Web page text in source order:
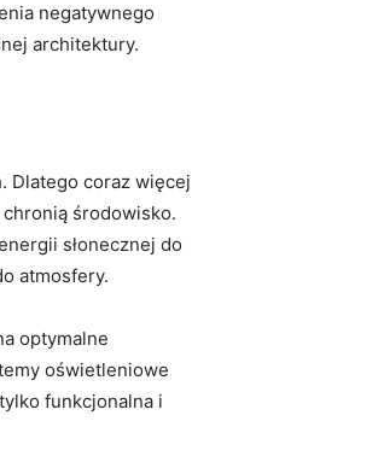
​negatywnego
architektury.
Dlatego coraz więcej
środowisko.
słonecznej do
atmosfery.
optymalne
oświetleniowe
funkcjonalna i